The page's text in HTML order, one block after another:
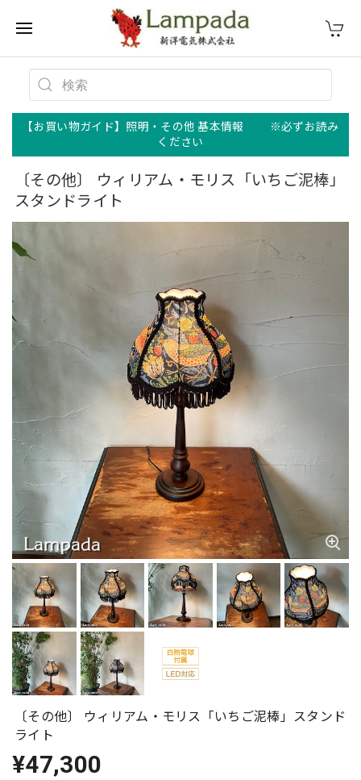
【お買い物ガイド】照明・その他 基本情報 ※必ずお読み
ください
〔その他〕 ウィリアム・モリス「いちご泥棒」
スタンドライト
〔その他〕 ウィリアム・モリス「いちご泥棒」スタンド
ライト
¥47,300